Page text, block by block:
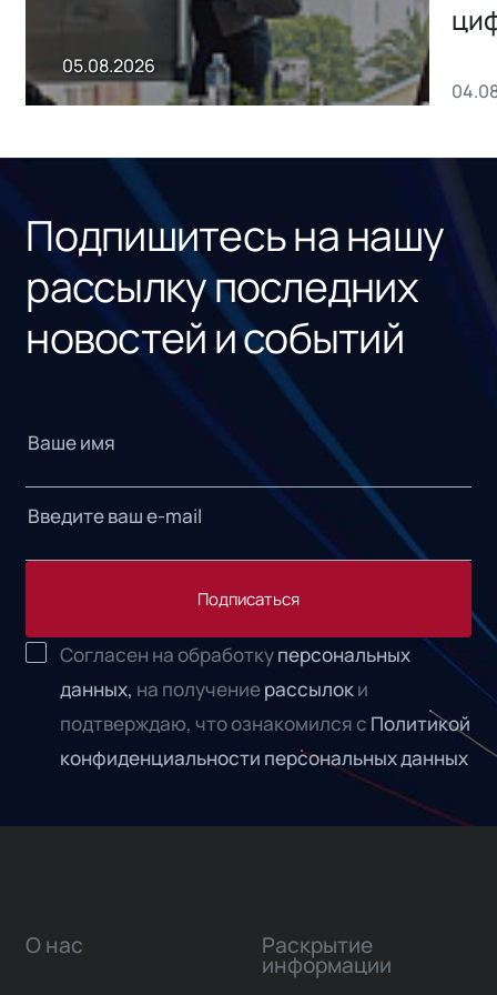
05.08.2026
Подпишитесь на нашу
рассылку последних
новостей и событий
Подписаться
Согласен на обработкуперсональных
данных, на получениерассылоки
подтверждаю, что ознакомился с Политикой
конфиденциальности персональных данных
О нас Раскрытие
информации